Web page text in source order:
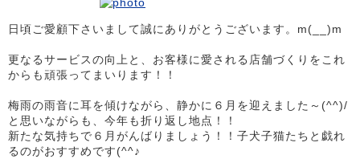
日頃ご愛顧下さいまして誠にありがとうございます。m(__)m
更なるサービスの向上と、お客様に愛される店舗づくりをこれ
からも頑張ってまいります！！
梅雨の雨音に耳を傾けながら、静かに６月を迎えました～(^^)/
と思いながらも、今年も折り返し地点！！
新たな気持ちで６月がんばりましょう！！子犬子猫たちと戯れ
るのがおすすめです(^^♪